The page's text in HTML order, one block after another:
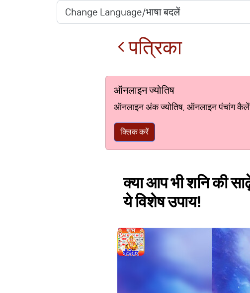
पत्रिका
ऑनलाइन ज्योतिष
ऑनलाइन अंक ज्योतिष, ऑनलाइन पंचांग
क्लिक करें
क्या आप भी शनि की
ये विशेष उपाय!